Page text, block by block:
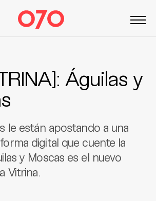
Águilas y
le están apostando a una
digital que cuente la
y Moscas es el nuevo
Vitrina.